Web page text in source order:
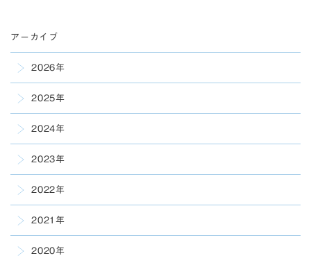
アーカイブ
2026年
2025年
2024年
2023年
2022年
2021年
2020年